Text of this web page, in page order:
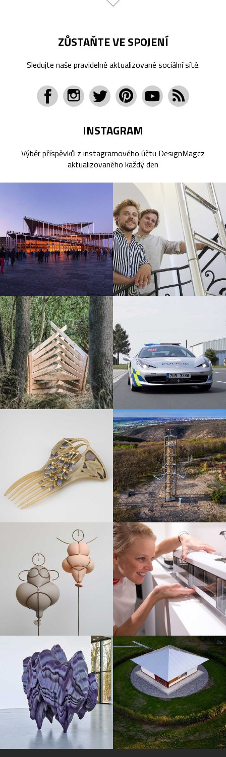
ZŮSTAŇTE VE SPOJENÍ
Sledujte naše pravidelně aktualizované sociální sítě.
INSTAGRAM
Výběr příspěvků z instagramového účtu DesignMagcz
aktualizovaného každý den